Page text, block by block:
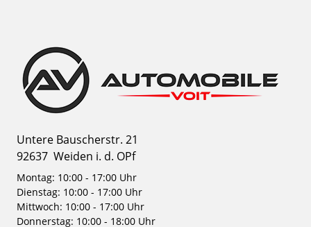
Untere Bauscherstr. 21
92637 Weiden i. d. OPf
Montag: 10:00 - 17:00 Uhr
Dienstag: 10:00 - 17:00 Uhr
Mittwoch: 10:00 - 17:00 Uhr
Donnerstag: 10:00 - 18:00 Uhr